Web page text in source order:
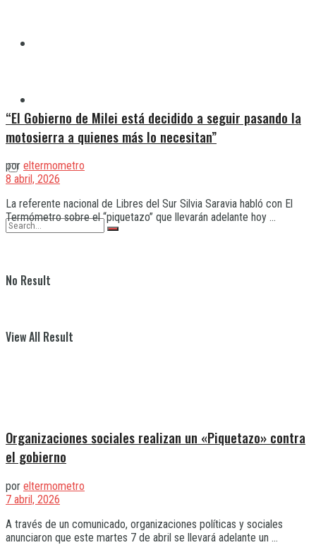
No Result
View All Result
“El Gobierno de Milei está decidido a seguir pasando la
motosierra a quienes más lo necesitan”
por eltermometro
8 abril, 2026
La referente nacional de Libres del Sur Silvia Saravia habló con El
Termómetro sobre el “piquetazo” que llevarán adelante hoy ...
Organizaciones sociales realizan un «Piquetazo» contra
el gobierno
por eltermometro
7 abril, 2026
A través de un comunicado, organizaciones políticas y sociales
anunciaron que este martes 7 de abril se llevará adelante un ...